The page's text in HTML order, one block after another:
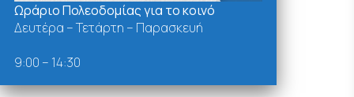
Ωράριο Πολεοδομίας για το κοινό
Δευτέρα – Τετάρτη – Παρασκευή
9:00 – 14:30